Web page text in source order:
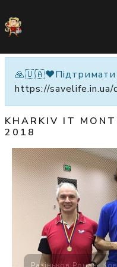
🙏🇺🇦❤️Підтримати
https://savelife.in.ua/
KHARKIV IT
2018